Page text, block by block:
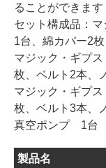
ることができます
セット構成品：
1台、綿カバー2
マジック・ギプ
枚、ベルト2本、
マジック・ギプ
枚、ベルト3本、
真空ポンプ 1
製品名